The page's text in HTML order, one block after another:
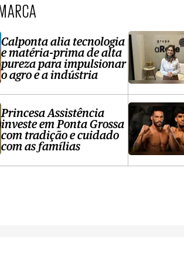
Calponta alia tecnologia
e matéria-prima de alta
pureza para impulsionar
o agro e a indústria
Princesa Assistência
investe em Ponta Grossa
com tradição e cuidado
com as famílias